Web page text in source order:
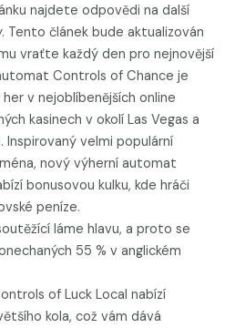
najdete odpovědi na další
Tento článek bude aktualizován
vraťte každý den pro nejnovější
Controls of Chance je
v nejoblíbenějších online
kasinech v okolí Las Vegas a
Inspirovaný velmi populární
nový výherní automat
bonusovou kulku, kde hráči
peníze.
láme hlavu, a proto se
55 % v anglickém
of Luck Local nabízí
kola, což vám dává